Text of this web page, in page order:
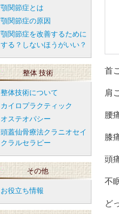
首
肩
腰
膝
頭
不
ど
顎関節症とは
顎関節症の原因
顎関節症を改善するために
する？しないほうがいい？
整体 技術
整体技術について
カイロプラクティック
オステオパシー
頭蓋仙骨療法クラニオセイ
クラルセラピー
その他
お役立ち情報